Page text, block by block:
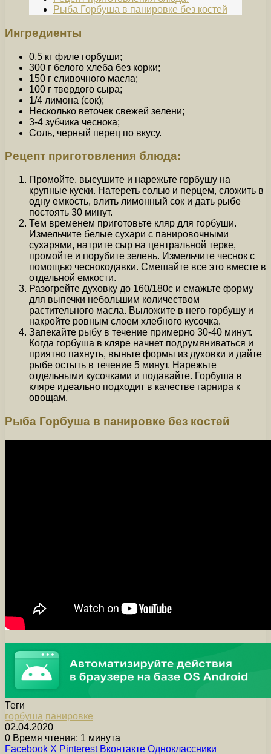
Рыба Горбуша в панировке без костей
Ингредиенты
0,5 кг филе горбуши;
300 г белого хлеба без корки;
150 г сливочного масла;
100 г твердого сыра;
1/4 лимона (сок);
Несколько веточек свежей зелени;
3-4 зубчика чеснока;
Соль, черный перец по вкусу.
Рецепт приготовления блюда:
Промойте, высушите и нарежьте горбушу на
крупные куски. Натереть солью и перцем, сложить в
одну емкость, влить лимонный сок и дать рыбе
постоять 30 минут.
Тем временем приготовьте кляр для горбуши.
Измельчите белые сухари с панировочными
сухарями, натрите сыр на центральной терке,
промойте и порубите зелень. Измельчите чеснок с
помощью чеснокодавки. Смешайте все это вместе в
отдельной емкости.
Разогрейте духовку до 160/180c и смажьте форму
для выпечки небольшим количеством
растительного масла. Выложите в него горбушу и
накройте ровным слоем хлебного кусочка.
Запекайте рыбу в течение примерно 30-40 минут.
Когда горбуша в кляре начнет подрумяниваться и
приятно пахнуть, выньте формы из духовки и дайте
рыбе остыть в течение 5 минут. Нарежьте
отдельными кусочками и подавайте. Горбуша в
кляре идеально подходит в качестве гарнира к
овощам.
Рыба Горбуша в панировке без костей
Теги
горбуша панировке
02.04.2020
0 Время чтения: 1 минута
Facebook X Pinterest Вконтакте Одноклассники